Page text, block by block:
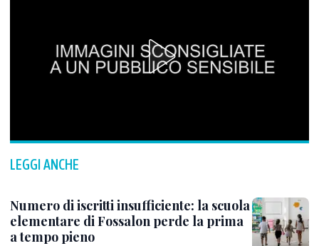
LEGGI ANCHE
Numero di iscritti insufficiente: la scuola
elementare di Fossalon perde la prima
a tempo pieno